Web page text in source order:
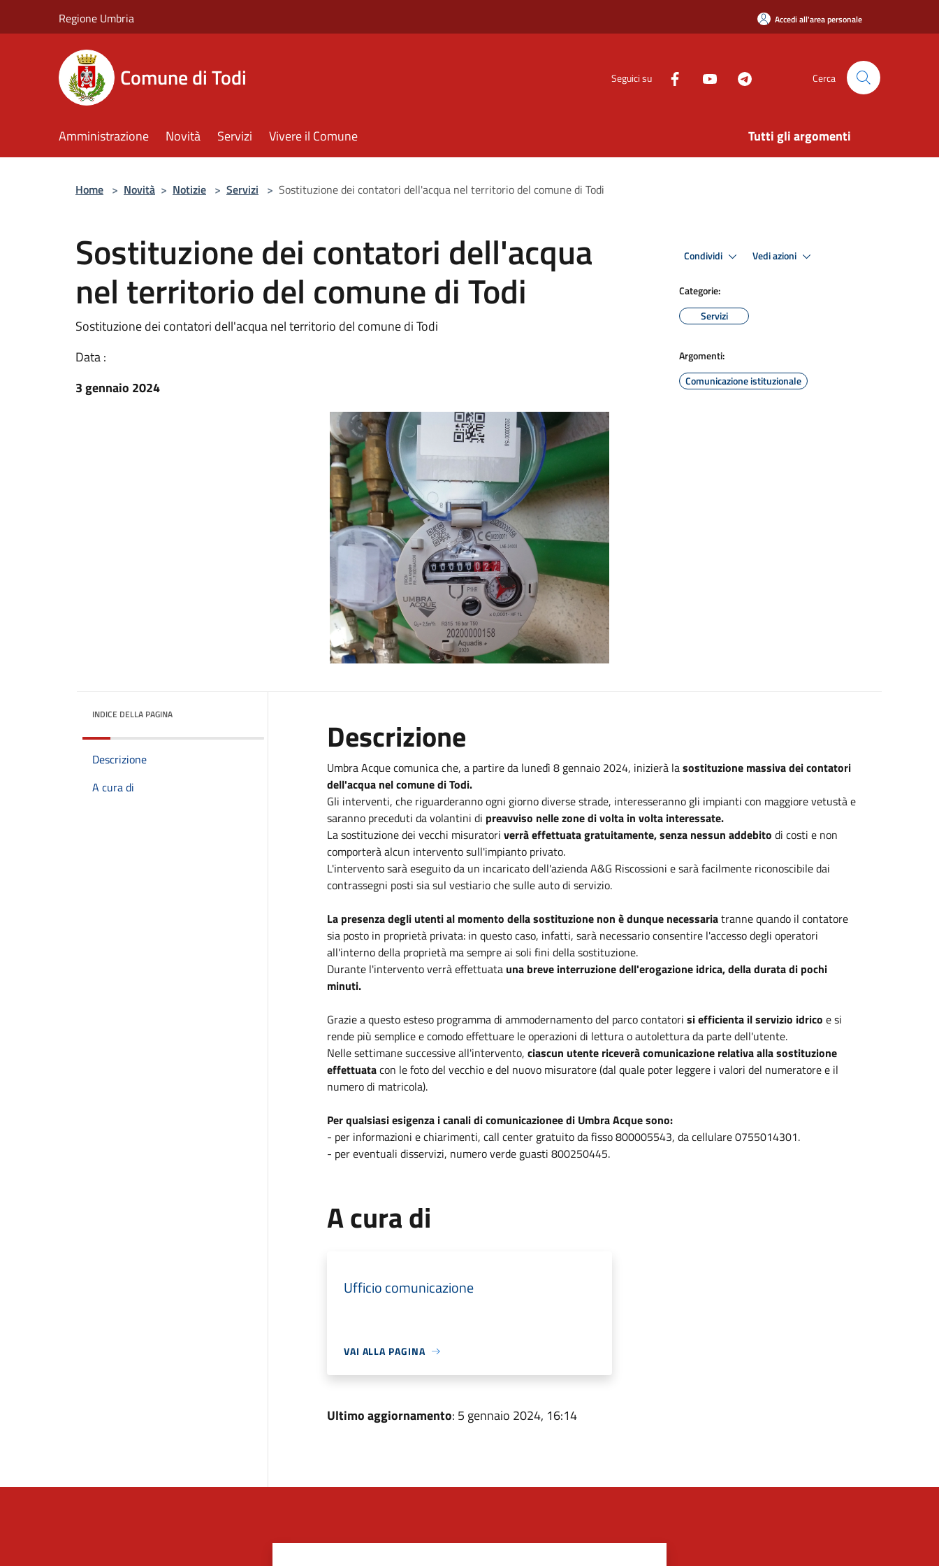
Regione Umbria Accedi all'area personale
Comune di Todi Seguici su Cerca
Amministrazione Novità Servizi Vivere il Comune Tutti gli argomenti
Home > Novità > Notizie > Servizi > Sostituzione dei contatori dell'acqua nel territorio del comune di Todi
Sostituzione dei contatori dell'acqua
nel territorio del comune di Todi
Sostituzione dei contatori dell'acqua nel territorio del comune di Todi
Data :
3 gennaio 2024
Condividi Vedi azioni
Categorie:
Servizi
Argomenti:
Comunicazione istituzionale
INDICE DELLA PAGINA
Descrizione
A cura di
Descrizione
Umbra Acque comunica che, a partire da lunedì 8 gennaio 2024, inizierà lasostituzione massiva dei contatori
dell'acqua nel comune di Todi.
Gli interventi, che riguarderanno ogni giorno diverse strade, interesseranno gli impianti con maggiore vetustà e
saranno preceduti da volantini di preavviso nelle zone di volta in volta interessate.
La sostituzione dei vecchi misuratori verrà effettuata gratuitamente, senza nessun addebito di costi e non
comporterà alcun intervento sull'impianto privato.
L'intervento sarà eseguito da un incaricato dell'azienda A&G Riscossioni e sarà facilmente riconoscibile dai
contrassegni posti sia sul vestiario che sulle auto di servizio.
La presenza degli utenti al momento della sostituzione non è dunque necessariatranne quando il contatore
sia posto in proprietà privata: in questo caso, infatti, sarà necessario consentire l'accesso degli operatori
all'interno della proprietà ma sempre ai soli fini della sostituzione.
Durante l'intervento verrà effettuata una breve interruzione dell'erogazione idrica, della durata di pochi
minuti.
Grazie a questo esteso programma di ammodernamento del parco contatori si efficienta il servizio idrico e si
rende più semplice e comodo effettuare le operazioni di lettura o autolettura da parte dell'utente.
Nelle settimane successive all'intervento, ciascun utente riceverà comunicazione relativa alla sostituzione
effettuatacon le foto del vecchio e del nuovo misuratore (dal quale poter leggere i valori del numeratore e il
numero di matricola).
Per qualsiasi esigenza i canali di comunicazionee di Umbra Acque sono:
- per informazioni e chiarimenti, call center gratuito da fisso 800005543, da cellulare 0755014301.
- per eventuali disservizi, numero verde guasti 800250445.
A cura di
Ufficio comunicazione
VAI ALLA PAGINA
Ultimo aggiornamento: 5 gennaio 2024, 16:14